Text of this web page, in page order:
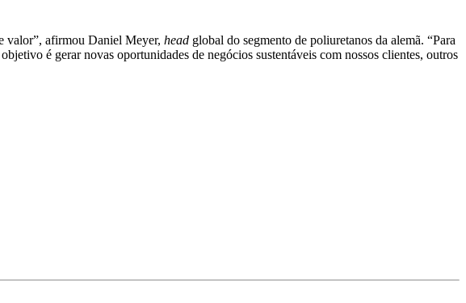
valor”, afirmou Daniel Meyer, head global do segmento de poliuretanos da alemã. “Para
é gerar novas oportunidades de negócios sustentáveis com nossos clientes, outros